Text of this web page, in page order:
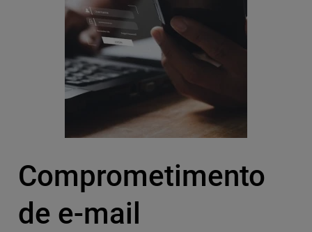
Comprometimento
de e-mail